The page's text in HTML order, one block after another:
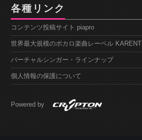
各種リンク
コンテンツ投稿サイト piapro
世界最大規模のボカロ楽曲レーベル KARENT
バーチャルシンガー・ラインナップ
個人情報の保護について
Powered by